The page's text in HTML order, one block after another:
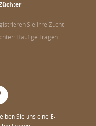
Sie Ihre Zucht
Häufige Fragen
Sie uns eine E-